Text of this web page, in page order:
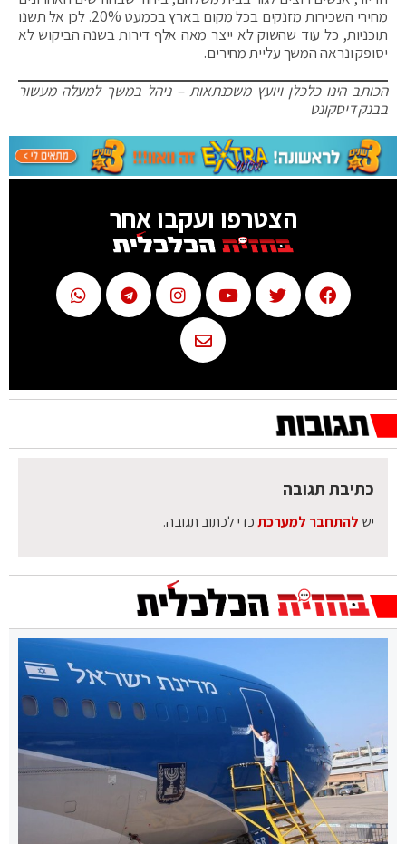
מחירי השכירות מזנקים בכל מקום בארץ בכמעט 20%. לכן אל תשנו
תוכניות, כל עוד שהשוק לא ייצר מאה אלף דירות בשנה הביקוש לא
יסופק ונראה המשך עליית מחירים.
הכותב הינו כלכלן ויועץ משכנתאות – ניהל במשך למעלה מעשור
בבנק דיסקונט
הצטרפו ועקבו אחר
כתיבת תגובה
יש להתחבר למערכתכדי לכתוב תגובה.